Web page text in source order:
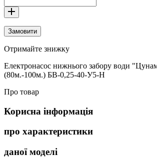
Замовити
Отримайте знижку
Електронасос нижнього забору води
(80м.-100м.) БВ-0,25-40-У5-Н
Про товар
Корисна інформація
про характеристики
даної моделі